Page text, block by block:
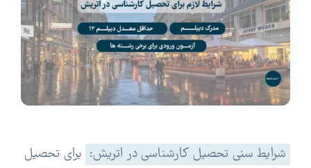
شرایط سنی تحصیل کارشناسی در اتریش: برای تحصیل